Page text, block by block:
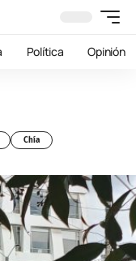
Política Opinión
Chía